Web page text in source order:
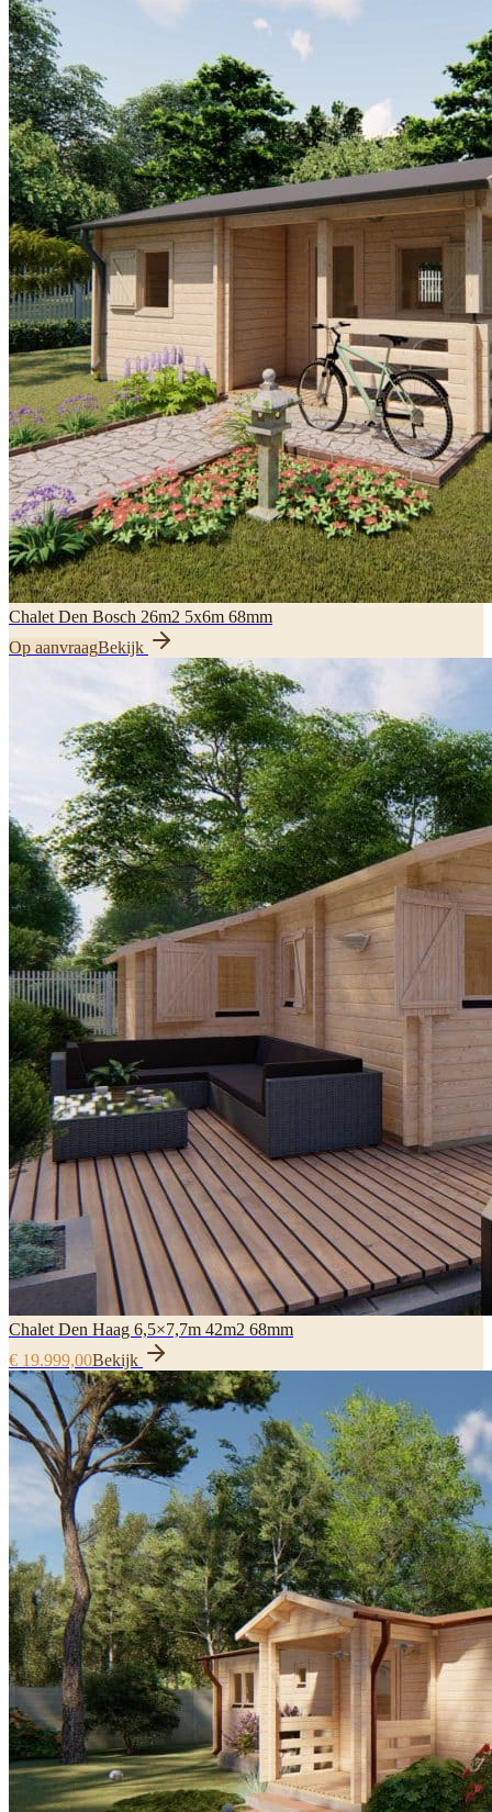
Chalet Den Bosch 26m2 5x6m 68mm
Op aanvraagBekijk
Chalet Den Haag 6,5×7,7m 42m2 68mm
€ 19.999,00Bekijk